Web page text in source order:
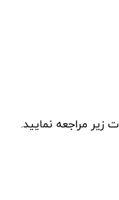
مراجعه نمایید.